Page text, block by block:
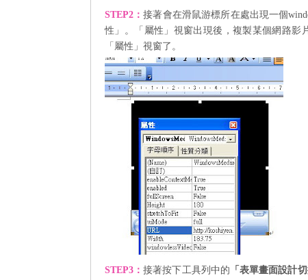
STEP2 ：接著會在滑鼠游標所在處出現一個
性」。「屬性」視窗出現後，複製某個網路影
「屬性」視窗了。
STEP3 ：接著按下工具列中的 「表單畫面設計